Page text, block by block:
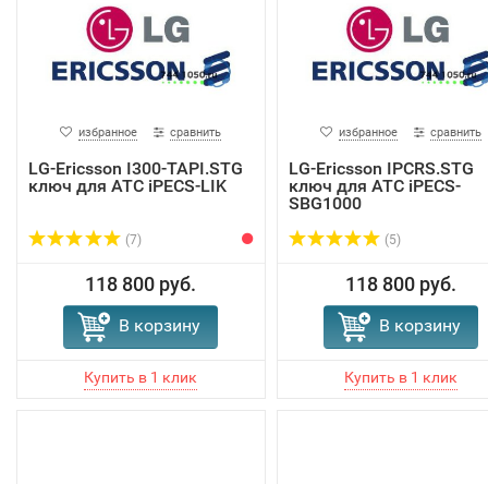
избранное сравнить
LG-Ericsson I300-TAPI.STG
ключ для АТС iPECS-LIK
(7)
118 800 руб.
В корзину
избранное сравнить
LG-Ericsson IPCRS.STG
ключ для АТС iPECS-
SBG1000
(5)
118 800 руб.
В корзину